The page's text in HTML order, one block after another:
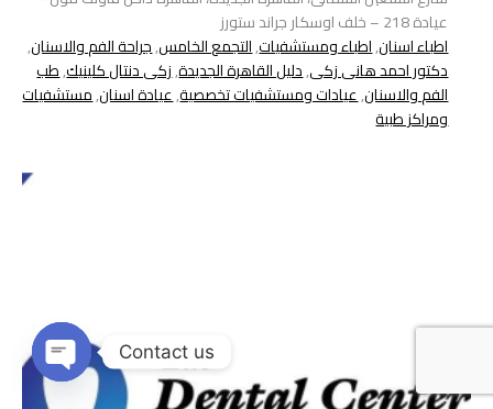
عيادة 218 – خلف اوسكار جراند ستورز
اطباء اسنان,اطباء ومستشفيات,التجمع الخامس,جراحة الفم والاسنان,
دكتور احمد هانى زكى,دليل القاهرة الجديدة,زكى دنتال كلينيك,طب
الفم والاسنان,عيادات ومستشفيات تخصصية,عيادة اسنان,مستشفيات
ومراكز طبية
Contact us
Open
chaty